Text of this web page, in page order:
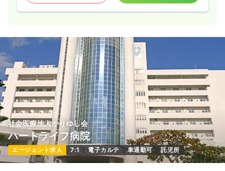
社会医療法人かりゆし会
ハートライフ病院
エージェント求人 7:1 電子カルテ 車通勤可 託児所